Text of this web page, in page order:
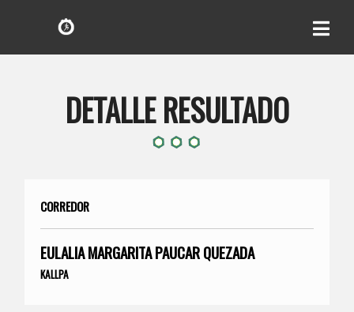
DETALLE RESULTADO
CORREDOR
EULALIA MARGARITA PAUCAR QUEZADA
KALLPA